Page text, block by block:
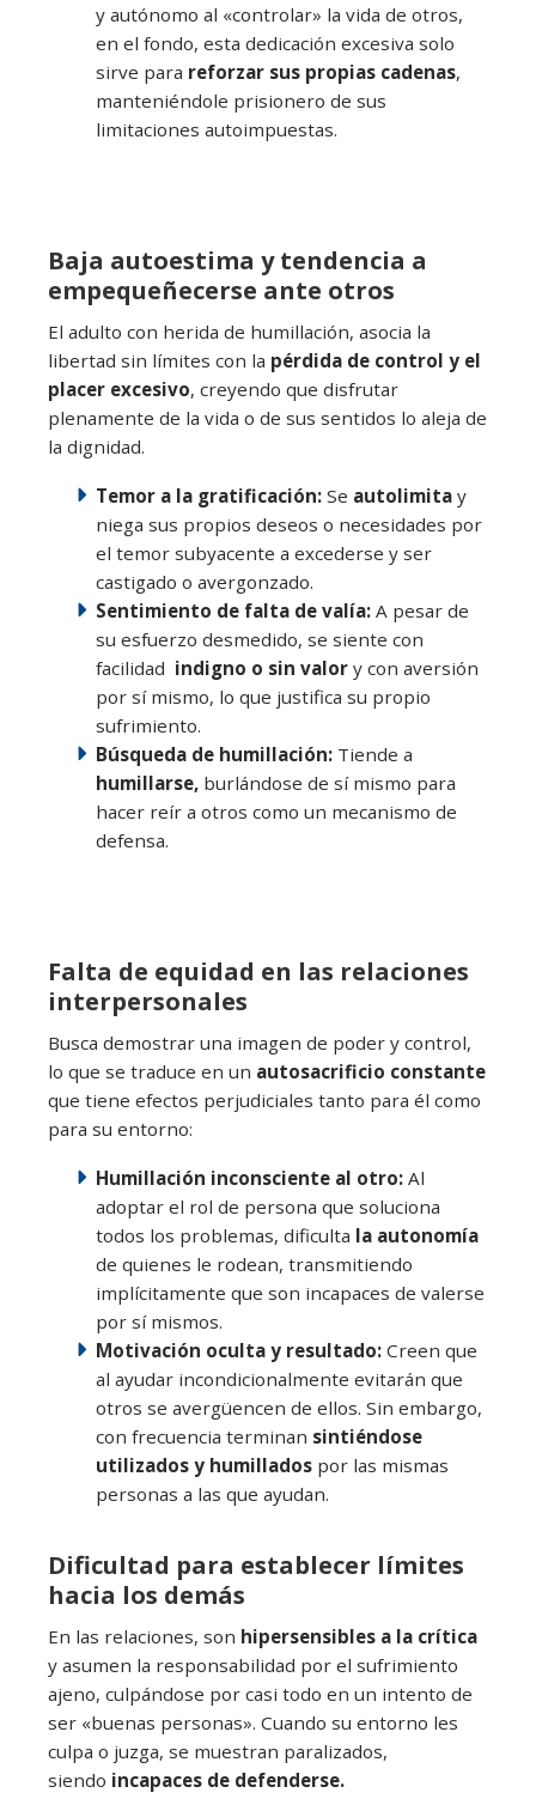
y autónomo al «controlar» la vida de otros,
en el fondo, esta dedicación excesiva solo
sirve para reforzar sus propias cadenas,
manteniéndole prisionero de sus
limitaciones autoimpuestas.
Baja autoestima y tendencia a
empequeñecerse ante otros
El adulto con herida de humillación, asocia la
libertad sin límites con la pérdida de control y el
placer excesivo, creyendo que disfrutar
plenamente de la vida o de sus sentidos lo aleja de
la dignidad.
Temor a la gratificación: Se autolimita y
niega sus propios deseos o necesidades por
el temor subyacente a excederse y ser
castigado o avergonzado.
Sentimiento de falta de valía: A pesar de
su esfuerzo desmedido, se siente con
facilidad indigno o sin valor y con aversión
por sí mismo, lo que justifica su propio
sufrimiento.
Búsqueda de humillación: Tiende a
humillarse, burlándose de sí mismo para
hacer reír a otros como un mecanismo de
defensa.
Falta de equidad en las relaciones
interpersonales
Busca demostrar una imagen de poder y control,
lo que se traduce en un autosacrificio constante
que tiene efectos perjudiciales tanto para él como
para su entorno:
Humillación inconsciente al otro: Al
adoptar el rol de persona que soluciona
todos los problemas, dificulta la autonomía
de quienes le rodean, transmitiendo
implícitamente que son incapaces de valerse
por sí mismos.
Motivación oculta y resultado: Creen que
al ayudar incondicionalmente evitarán que
otros se avergüencen de ellos. Sin embargo,
con frecuencia terminan sintiéndose
utilizados y humillados por las mismas
personas a las que ayudan.
Dificultad para establecer límites
hacia los demás
En las relaciones, son hipersensibles a la crítica
y asumen la responsabilidad por el sufrimiento
ajeno, culpándose por casi todo en un intento de
ser «buenas personas». Cuando su entorno les
culpa o juzga, se muestran paralizados,
siendo incapaces de defenderse.